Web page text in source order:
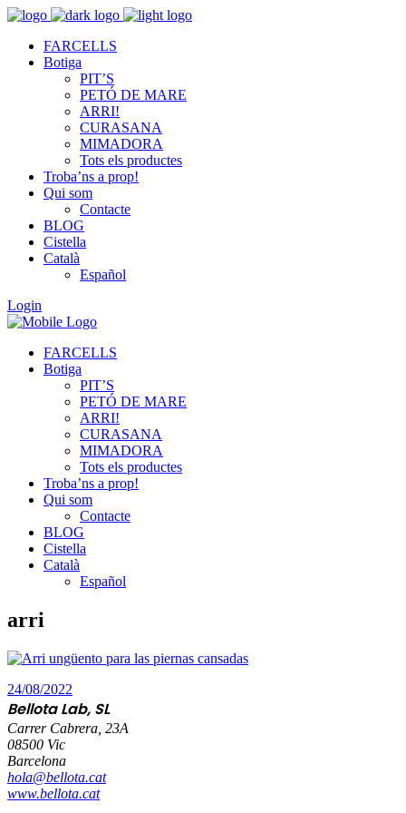
FARCELLS
Botiga
PIT’S
PETÓ DE MARE
ARRI!
CURASANA
MIMADORA
Tots els productes
Troba’ns a prop!
Qui som
Contacte
BLOG
Cistella
Català
Español
Login
FARCELLS
Botiga
PIT’S
PETÓ DE MARE
ARRI!
CURASANA
MIMADORA
Tots els productes
Troba’ns a prop!
Qui som
Contacte
BLOG
Cistella
Català
Español
arri
24/08/2022
Bellota Lab, SL
Carrer Cabrera, 23A
08500 Vic
Barcelona
hola@bellota.cat
www.bellota.cat